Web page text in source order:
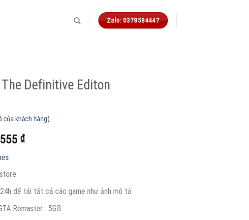
Zalo: 0378584447
Definitive Editon
của khách hàng)
₫.
₫Giá
155.555 ₫.
để tải tất cả các game như ảnh mô tả
Remaster: 5GB